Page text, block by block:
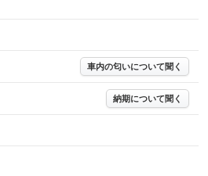
確認ください。
ざいません。購入時は必ず現車をご確認
ンチェックシートにつきましては、形式
記載している鑑定日の鑑定結果となりま
店へお問い合わせ下さい。
車内の匂いについて聞く
納期について聞く